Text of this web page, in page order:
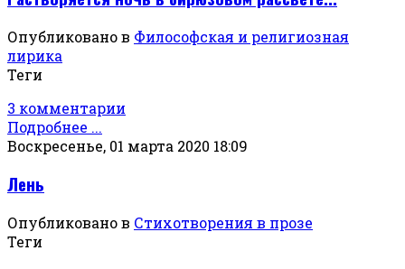
Опубликовано в Философская и религиозная
лирика
Теги
3 комментарии
Подробнее ...
Воскресенье, 01 марта 2020 18:09
Лень
Опубликовано в Стихотворения в прозе
Теги